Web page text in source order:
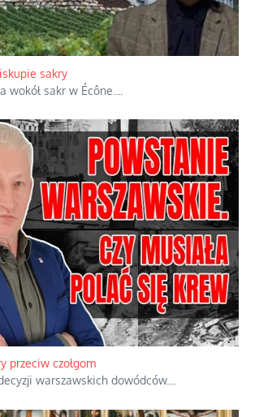
sakry
wokół sakr w Écône.
przeciw czołgom
warszawskich dowódców.